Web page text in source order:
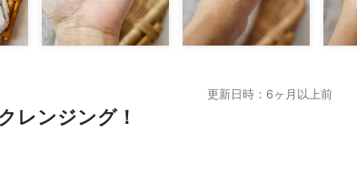
更新日時：6ヶ月以上前
レンジング！